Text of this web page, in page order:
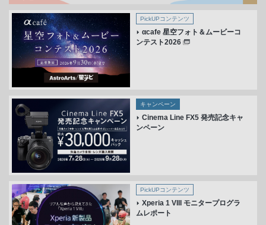
PickUPコンテンツ
αcafe 星空フォト＆ムービーコ
ンテスト2026
キャンペーン
Cinema Line FX5 発売記念キャ
ンペーン
PickUPコンテンツ
Xperia 1 VIII モニタープログラ
ムレポート